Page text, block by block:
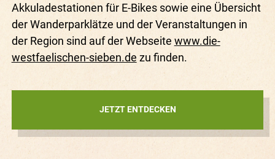
Akkuladestationen für E-Bikes sowie eine Übersicht
der Wanderparklätze und der Veranstaltungen in
der Region sind auf der Webseite www.die-
westfaelischen-sieben.de zu finden.
JETZT ENTDECKEN